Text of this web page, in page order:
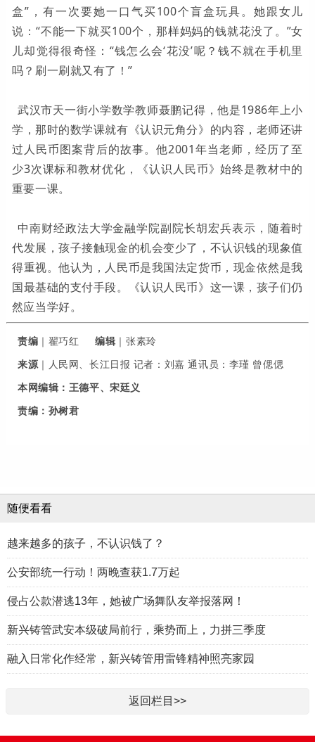
盒”，有一次要她一口气买100个盲盒玩具。她跟女儿
说：“不能一下就买100个，那样妈妈的钱就花没了。”女
儿却觉得很奇怪：“钱怎么会‘花没’呢？钱不就在手机里
吗？刷一刷就又有了！”
武汉市天一街小学数学教师聂鹏记得，他是1986年上小
学，那时的数学课就有《认识元角分》的内容，老师还讲
过人民币图案背后的故事。他2001年当老师，经历了至
少3次课标和教材优化，《认识人民币》始终是教材中的
重要一课。
中南财经政法大学金融学院副院长胡宏兵表示，随着时
代发展，孩子接触现金的机会变少了，不认识钱的现象值
得重视。他认为，人民币是我国法定货币，现金依然是我
国最基础的支付手段。《认识人民币》这一课，孩子们仍
然应当学好。
责编 ｜翟巧红编辑 ｜张素玲
来源 ｜人民网、 长江日报 记者：刘嘉 通讯员：李瑾 曾偲偲
本网编辑：王德平、宋廷义
责编：孙树君
随便看看
越来越多的孩子，不认识钱了？
公安部统一行动！两晚查获1.7万起
侵占公款潜逃13年，她被广场舞队友举报落网！
新兴铸管武安本级破局前行，乘势而上，力拼三季度
融入日常化作经常，新兴铸管用雷锋精神照亮家园
返回栏目>>